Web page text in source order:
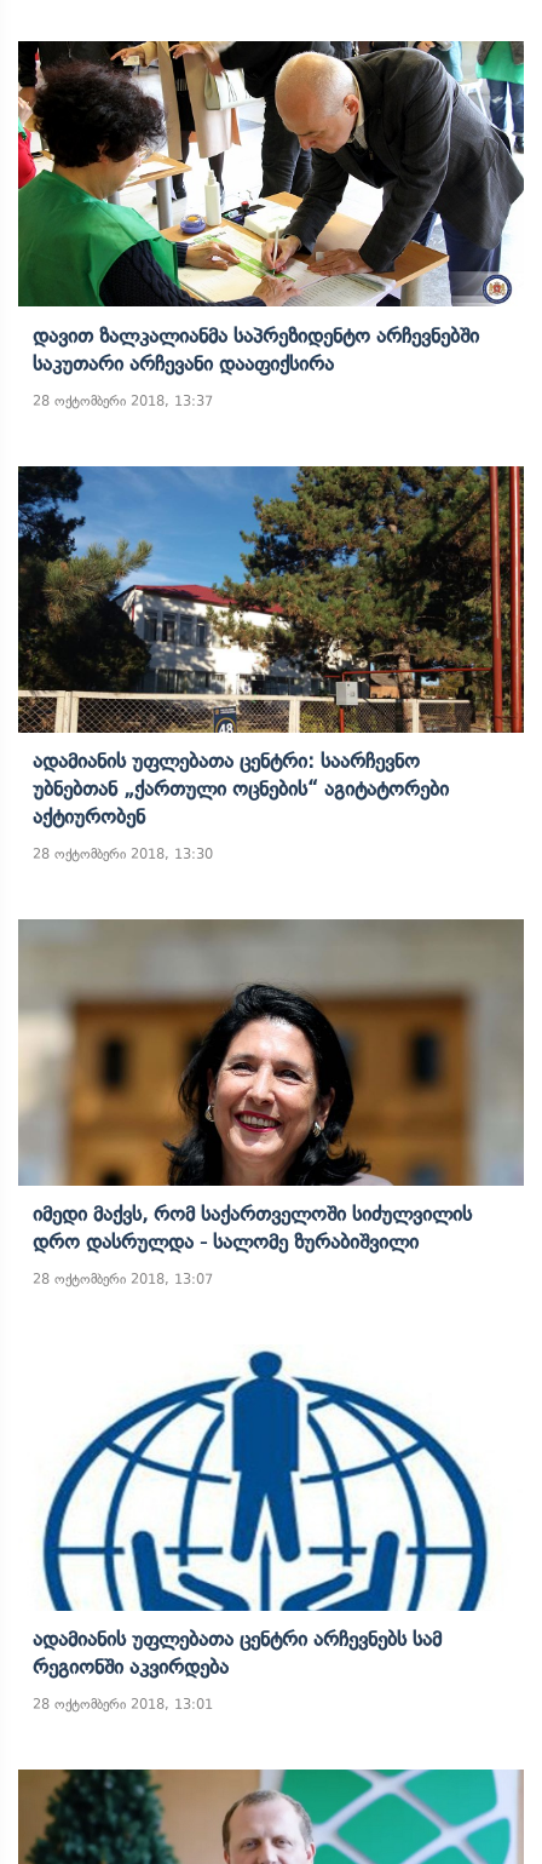
Დავით Ზალკალიანმა Საპრეზიდენტო Არჩევნებში
Საკუთარი Არჩევანი Დააფიქსირა
28 ოქტომბერი 2018, 13:37
Ადამიანის Უფლებათა Ცენტრი: Საარჩევნო
Უბნებთან „ქართული Ოცნების“ Აგიტატორები
Აქტიურობენ
28 ოქტომბერი 2018, 13:30
Იმედი Მაქვს, Რომ Საქართველოში Სიძულვილის
Დრო Დასრულდა - Სალომე Ზურაბიშვილი
28 ოქტომბერი 2018, 13:07
Ადამიანის Უფლებათა Ცენტრი Არჩევნებს Სამ
Რეგიონში Აკვირდება
28 ოქტომბერი 2018, 13:01